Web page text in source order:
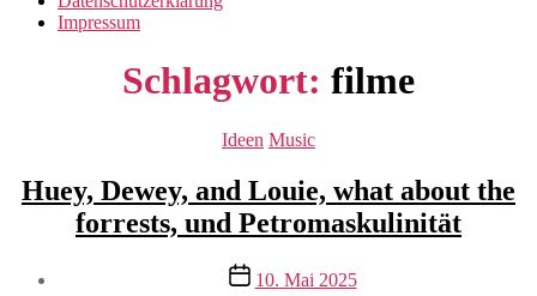
Impressum
Schlagwort: filme
Kategorien
Ideen Music
Huey, Dewey, and Louie, what about the
forrests, und Petromaskulinität
Veröffentlichungsdatum
10. Mai 2025